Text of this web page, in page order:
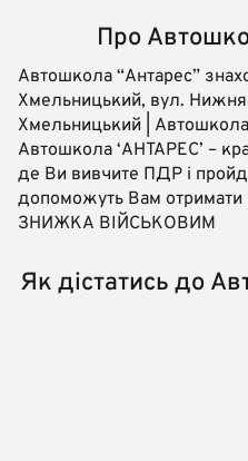
Про
Автошкола “Антарес”
Хмельницький, вул.
Хмельницький |
Автошкола ‘АНТАРЕС’ –
де Ви вивчите ПДР і
допоможуть Вам отримати
ЗНИЖКА ВІЙСЬКОВИМ
Як дістатись до